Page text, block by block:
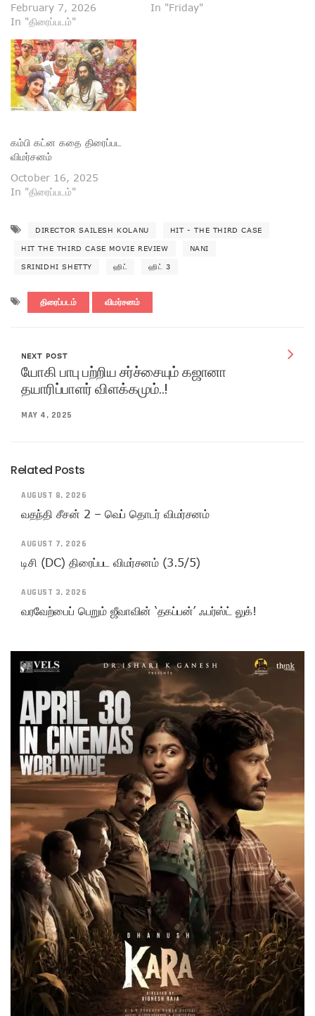
February 7, 2026
In "திரைப்படம்"
In "Friday"
கம்பி கட்ன கதை திரைப்பட
விமர்சனம்
October 16, 2025
In "திரைப்படம்"
DIRECTOR SAILESH KOLANU HIT - THE THIRD CASE
HIT THE THIRD CASE MOVIE REVIEW NANI
SRINIDHI SHETTY ஹிட் ஹிட் 3
திரைப்படம் விமர்சனம்
NEXT POST
யோகி பாபு பற்றிய சர்ச்சையும் கஜானா
தயாரிப்பாளர் விளக்கமும்..!
MAY 4, 2025
Related Posts
AUGUST 8, 2026
வதந்தி சீசன் 2 – வெப் தொடர் விமர்சனம்
AUGUST 7, 2026
டிசி (DC) திரைப்பட விமர்சனம் (3.5/5)
AUGUST 3, 2026
வரவேற்பைப் பெறும் ஜீவாவின் ‘தகப்பன்’ ஃபர்ஸ்ட் லுக்!